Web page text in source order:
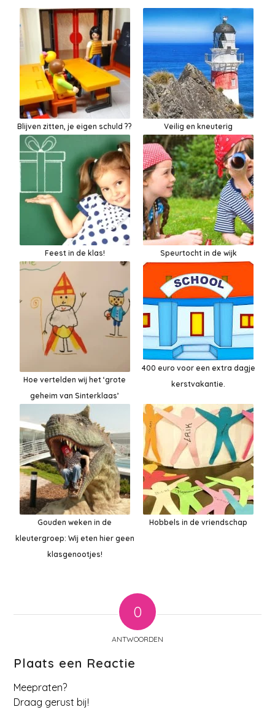
Blijven zitten, je eigen schuld ?? Veilig en kneuterig
Feest in de klas! Speurtocht in de wijk
Hoe vertelden wij het ‘grote
geheim van Sinterklaas’
400 euro voor een extra dagje
kerstvakantie.
Gouden weken in de
kleutergroep: Wij eten hier geen
klasgenootjes!
Hobbels in de vriendschap
0
ANTWOORDEN
Plaats een Reactie
Meepraten?
Draag gerust bij!